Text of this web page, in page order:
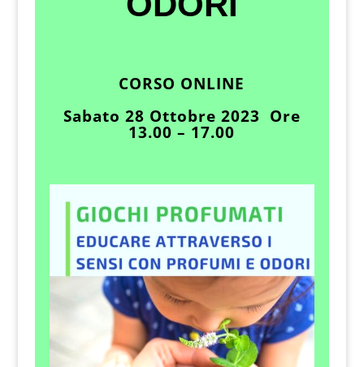
CORSO ONLINE
Sabato 28 Ottobre 2023 Ore
13.00 – 17.00